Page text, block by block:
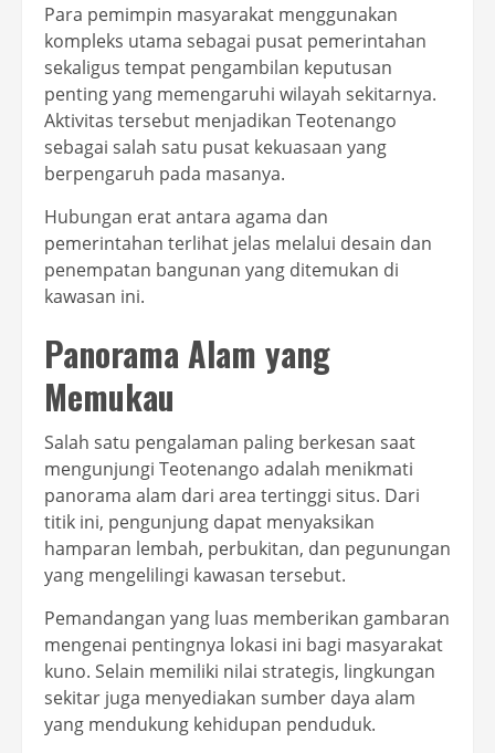
Para pemimpin masyarakat menggunakan
kompleks utama sebagai pusat pemerintahan
sekaligus tempat pengambilan keputusan
penting yang memengaruhi wilayah sekitarnya.
Aktivitas tersebut menjadikan Teotenango
sebagai salah satu pusat kekuasaan yang
berpengaruh pada masanya.
Hubungan erat antara agama dan
pemerintahan terlihat jelas melalui desain dan
penempatan bangunan yang ditemukan di
kawasan ini.
Panorama Alam yang
Memukau
Salah satu pengalaman paling berkesan saat
mengunjungi Teotenango adalah menikmati
panorama alam dari area tertinggi situs. Dari
titik ini, pengunjung dapat menyaksikan
hamparan lembah, perbukitan, dan pegunungan
yang mengelilingi kawasan tersebut.
Pemandangan yang luas memberikan gambaran
mengenai pentingnya lokasi ini bagi masyarakat
kuno. Selain memiliki nilai strategis, lingkungan
sekitar juga menyediakan sumber daya alam
yang mendukung kehidupan penduduk.